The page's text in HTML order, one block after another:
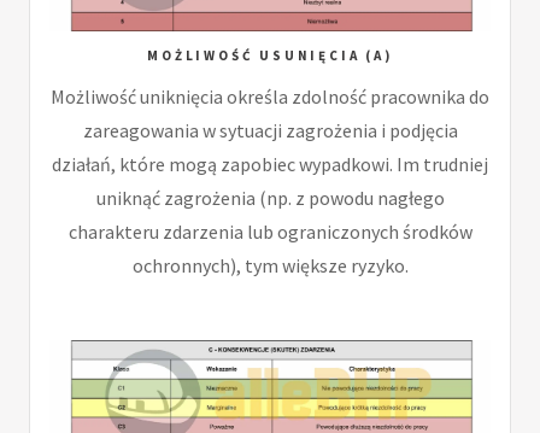
MOŻLIWOŚĆ USUNIĘCIA (A)
Możliwość uniknięcia określa zdolność pracownika do
zareagowania w sytuacji zagrożenia i podjęcia
działań, które mogą zapobiec wypadkowi. Im trudniej
uniknąć zagrożenia (np. z powodu nagłego
charakteru zdarzenia lub ograniczonych środków
ochronnych), tym większe ryzyko.